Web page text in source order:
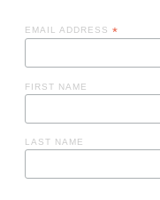
EMAIL ADDRESS *
FIRST NAME
LAST NAME